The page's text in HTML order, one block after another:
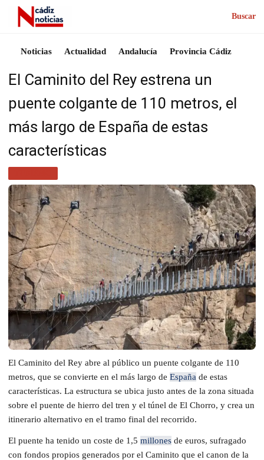
Buscar
Noticias Actualidad Andalucía Provincia Cádiz
El Caminito del Rey estrena un
puente colgante de 110 metros, el
más largo de España de estas
características
El Caminito del Rey abre al público un puente colgante de 110
metros, que se convierte en el más largo de España de estas
características. La estructura se ubica justo antes de la zona situada
sobre el puente de hierro del tren y el túnel de El Chorro, y crea un
itinerario alternativo en el tramo final del recorrido.
El puente ha tenido un coste de 1,5 millones de euros, sufragado
con fondos propios generados por el Caminito que el canon de la